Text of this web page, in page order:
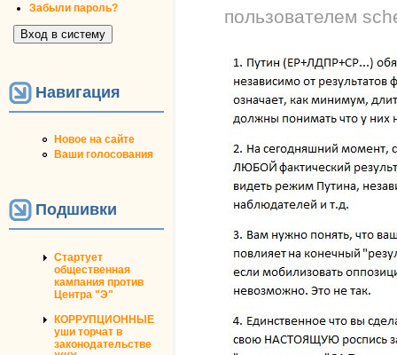
Забыли пароль?
Навигация
Новое на сайте
Ваши голосования
Подшивки
Стартует
общественная
кампания против
Центра "Э"
КОРРУПЦИОННЫЕ
уши торчат в
законодательстве
пользователем